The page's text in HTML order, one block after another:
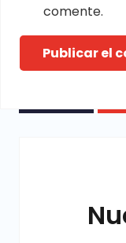
comente.
Publicar el